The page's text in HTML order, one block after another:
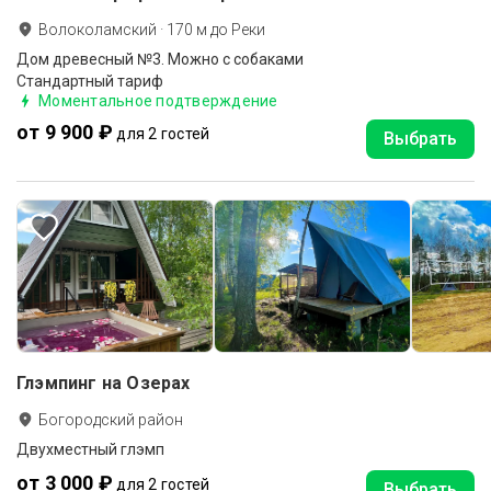
Волоколамский · 170 м до Реки
Дом древесный №3. Можно с собаками
Стандартный тариф
Моментальное подтверждение
от 9 900 ₽ для 2 гостей Выбрать
Глэмпинг на Озерах
Богородский район
Двухместный глэмп
от 3 000 ₽ для 2 гостей